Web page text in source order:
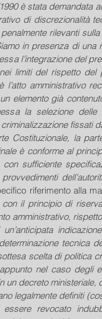
è stata demandata
di discrezionalità
rilevanti
in presenza di una
l’integrazione del
limiti del rispetto
amministrativo
elemento già
la selezione delle
fissati
Costituzionale, la
è conforme al
sufficiente
riferimento alla
con il principio di
amministrativo,
tecnica
scelta di politica
nel caso degli
un decreto ministeriale,
legalmente definiti
revocato